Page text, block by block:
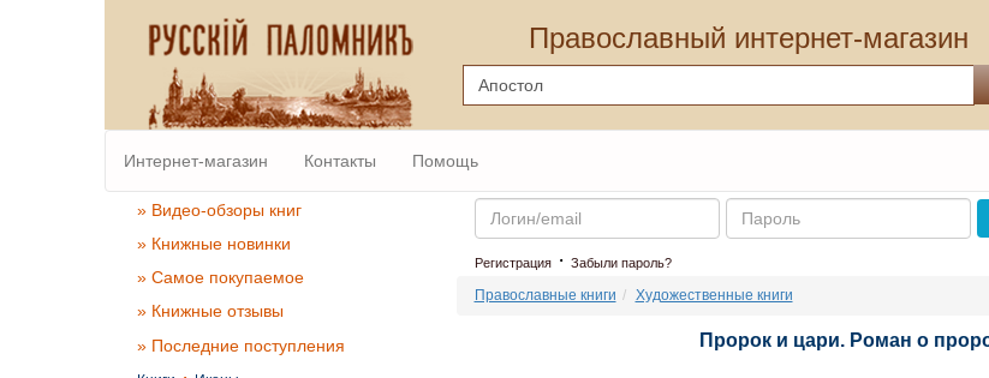
Православный интернет-магазин
Интернет-магазин Контакты Помощь
» Видео-обзоры книг
» Книжные новинки
» Самое покупаемое
» Книжные отзывы
» Последние поступления
Email Пароль
Регистрация· Забыли пароль?
Православные книги Художественные книги
Пророк и цари. Роман о